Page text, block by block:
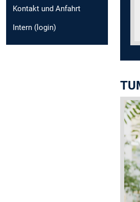
Kontakt und Anfahrt
Intern (login)